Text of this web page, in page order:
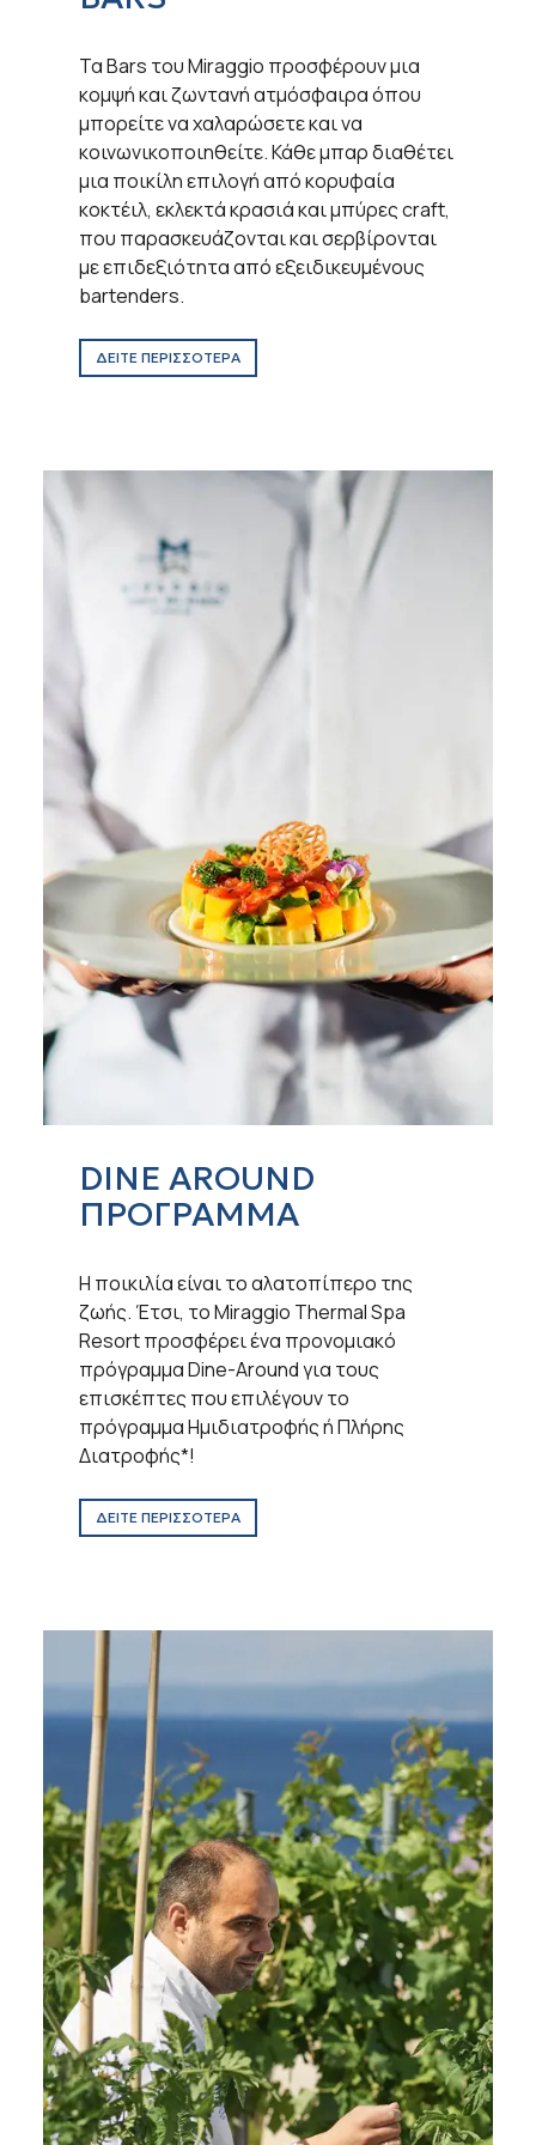
Τα Bars του Miraggio προσφέρουν μια
κομψή και ζωντανή ατμόσφαιρα όπου
μπορείτε να χαλαρώσετε και να
κοινωνικοποιηθείτε. Κάθε μπαρ διαθέτει
μια ποικίλη επιλογή από κορυφαία
κοκτέιλ, εκλεκτά κρασιά και μπύρες craft,
που παρασκευάζονται και σερβίρονται
με επιδεξιότητα από εξειδικευμένους
bartenders.
ΔΕΙΤΕ ΠΕΡΙΣΣΟΤΕΡΑ
DINE AROUND
ΠΡΟΓΡΑΜΜΑ
Η ποικιλία είναι το αλατοπίπερο της
ζωής. Έτσι, το Miraggio Thermal Spa
Resort προσφέρει ένα προνομιακό
πρόγραμμα Dine-Around για τους
επισκέπτες που επιλέγουν το
πρόγραμμα Ημιδιατροφής ή Πλήρης
Διατροφής*!
ΔΕΙΤΕ ΠΕΡΙΣΣΟΤΕΡΑ